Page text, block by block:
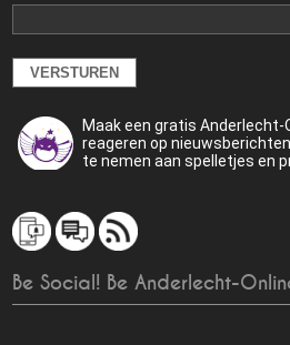
Maak een gratis Anderlecht-
reageren op
te nemen aan spelletjes en
Be Social! Be Anderlecht-